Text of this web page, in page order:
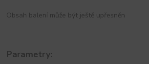
Obsah balení může být ještě upřesněn
Parametry: